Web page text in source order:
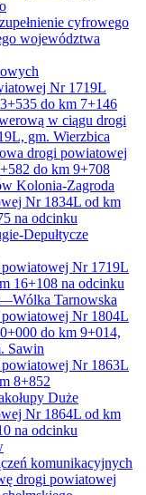
cyfrowego
województwa
Nr 1719L
do km 7+146
w ciągu drogi
gm. Wierzbica
drogi powiatowej
do km 9+708
Kolonia-Zagroda
Nr 1834L od km
na odcinku
Depułtycze
Nr 1719L
16+108 na odcinku
Tarnowska
Nr 1804L
do km 9+014,
Sawin
Nr 1863L
8+852
Duże
Nr 1864L od km
na odcinku
komunikacyjnych
drogi powiatowej